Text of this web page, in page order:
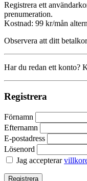
Registrera ett
prenumeration.
Kostnad: 99 kr/mån
Observera att ditt
Har du redan ett konto?
Registrera
Förnamn
Efternamn
E-postadress
Lösenord
Jag accepterar